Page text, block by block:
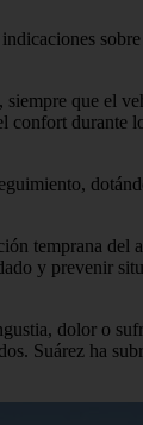
que el
confort durante
temprana
y prevenir
dolor o
Suárez ha